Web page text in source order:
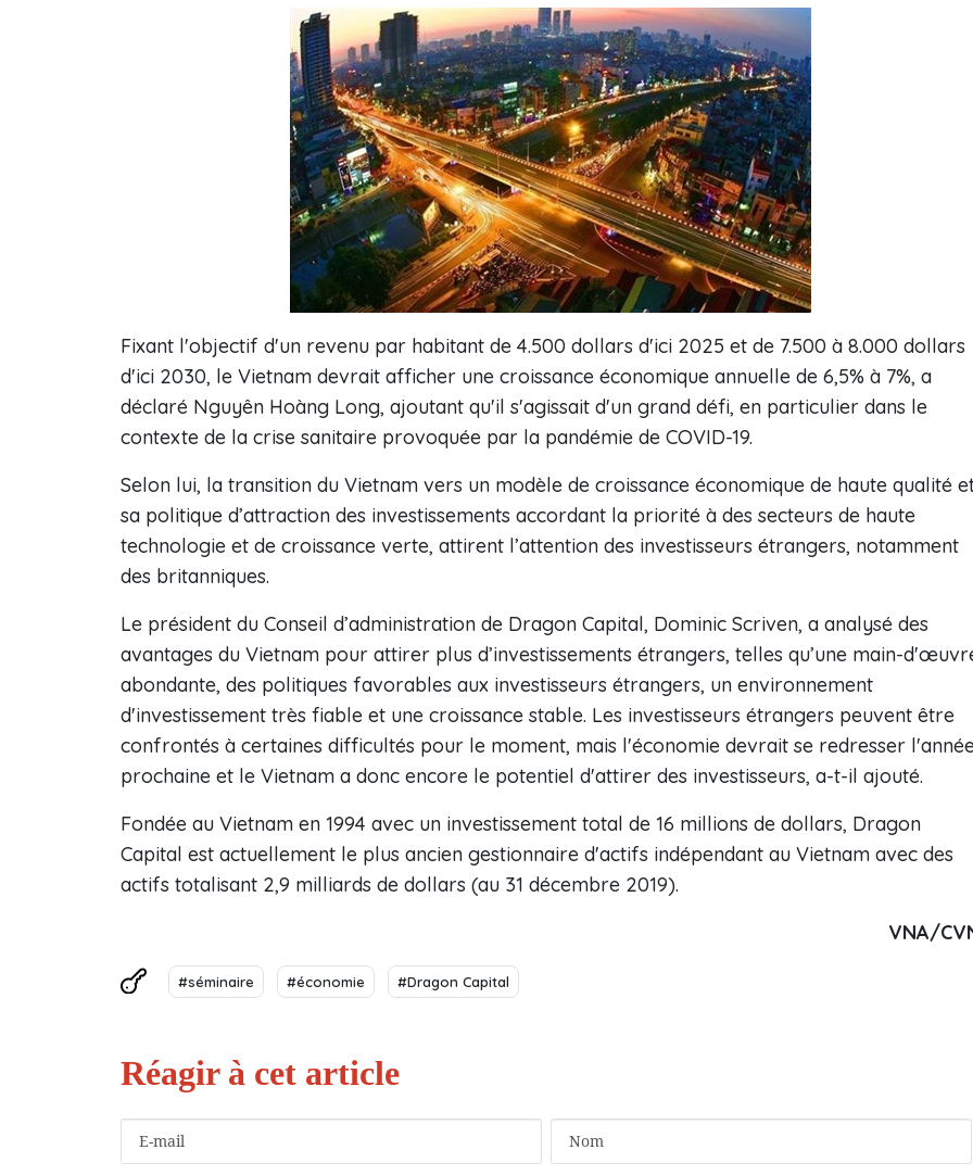
Fixant l'objectif d'un revenu par habitant de 4.500 dollars d'ici 2025 et de 7.500 à 8.000 dollars
d'ici 2030, le Vietnam devrait afficher une croissance économique annuelle de 6,5% à 7%, a
déclaré Nguyên Hoàng Long, ajoutant qu'il s'agissait d'un grand défi, en particulier dans le
contexte de la crise sanitaire provoquée par la pandémie de COVID-19.
Selon lui, la transition du Vietnam vers un modèle de croissance économique de haute qualité
sa politique d’attraction des investissements accordant la priorité à des secteurs de haute
technologie et de croissance verte, attirent l’attention des investisseurs étrangers, notamment
des britanniques.
Le président du Conseil d’administration de Dragon Capital, Dominic Scriven, a analysé des
avantages du Vietnam pour attirer plus d’investissements étrangers, telles qu’une main-
abondante, des politiques favorables aux investisseurs étrangers, un environnement
d'investissement très fiable et une croissance stable. Les investisseurs étrangers peuvent être
confrontés à certaines difficultés pour le moment, mais l'économie devrait se redresser
prochaine et le Vietnam a donc encore le potentiel d'attirer des investisseurs, a-t-il ajouté.
Fondée au Vietnam en 1994 avec un investissement total de 16 millions de dollars, Dragon
Capital est actuellement le plus ancien gestionnaire d'actifs indépendant au Vietnam avec des
actifs totalisant 2,9 milliards de dollars (au 31 décembre 2019).
VNA/
#séminaire #économie #Dragon Capital